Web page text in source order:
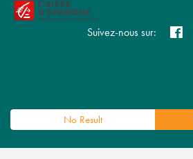
Suivez-nous sur:
No Result